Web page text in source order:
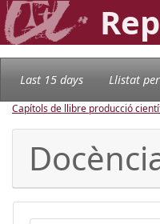
Last 15 days Llistat
Capítols de llibre producció